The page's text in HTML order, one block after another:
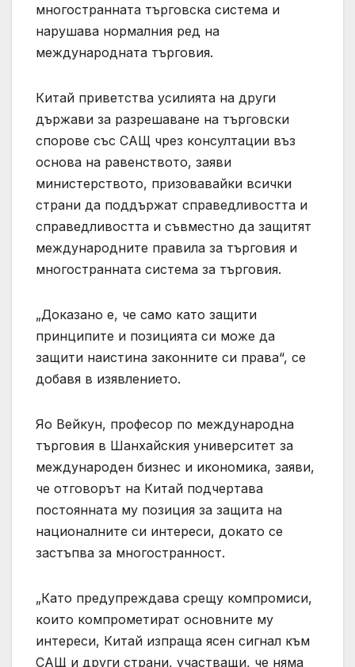
многостранната търговска система и
нарушава нормалния ред на
международната търговия.
Китай приветства усилията на други
държави за разрешаване на търговски
спорове със САЩ чрез консултации въз
основа на равенството, заяви
министерството, призовавайки всички
страни да поддържат справедливостта и
справедливостта и съвместно да защитят
международните правила за търговия и
многостранната система за търговия.
„Доказано е, че само като защити
принципите и позицията си може да
защити наистина законните си права“, се
добавя в изявлението.
Яо Вейкун, професор по международна
търговия в Шанхайския университет за
международен бизнес и икономика, заяви,
че отговорът на Китай подчертава
постоянната му позиция за защита на
националните си интереси, докато се
застъпва за многостранност.
„Като предупреждава срещу компромиси,
които компрометират основните му
интереси, Китай изпраща ясен сигнал към
САЩ и други страни, участващи, че няма